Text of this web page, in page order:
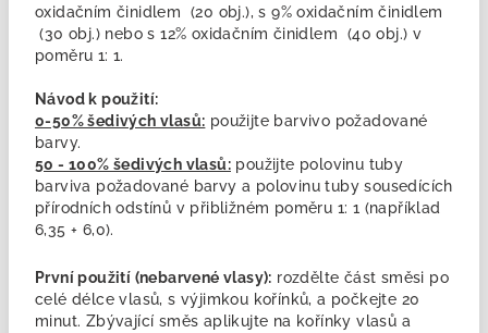
oxidačním činidlem (20 obj.), s 9% oxidačním činidlem
(30 obj.) nebo s 12% oxidačním činidlem (40 obj.) v
poměru 1: 1.
Návod k použití:
0-50% šedivých vlasů: použijte barvivo požadované
barvy.
50 - 100% šedivých vlasů: použijte polovinu tuby
barviva požadované barvy a polovinu tuby sousedících
přírodních odstínů v přibližném poměru 1: 1 (například
6,35 + 6,0).
První použití (nebarvené vlasy): rozdělte část směsi po
celé délce vlasů, s výjimkou kořínků, a počkejte 20
minut. Zbývající směs aplikujte na kořínky vlasů a